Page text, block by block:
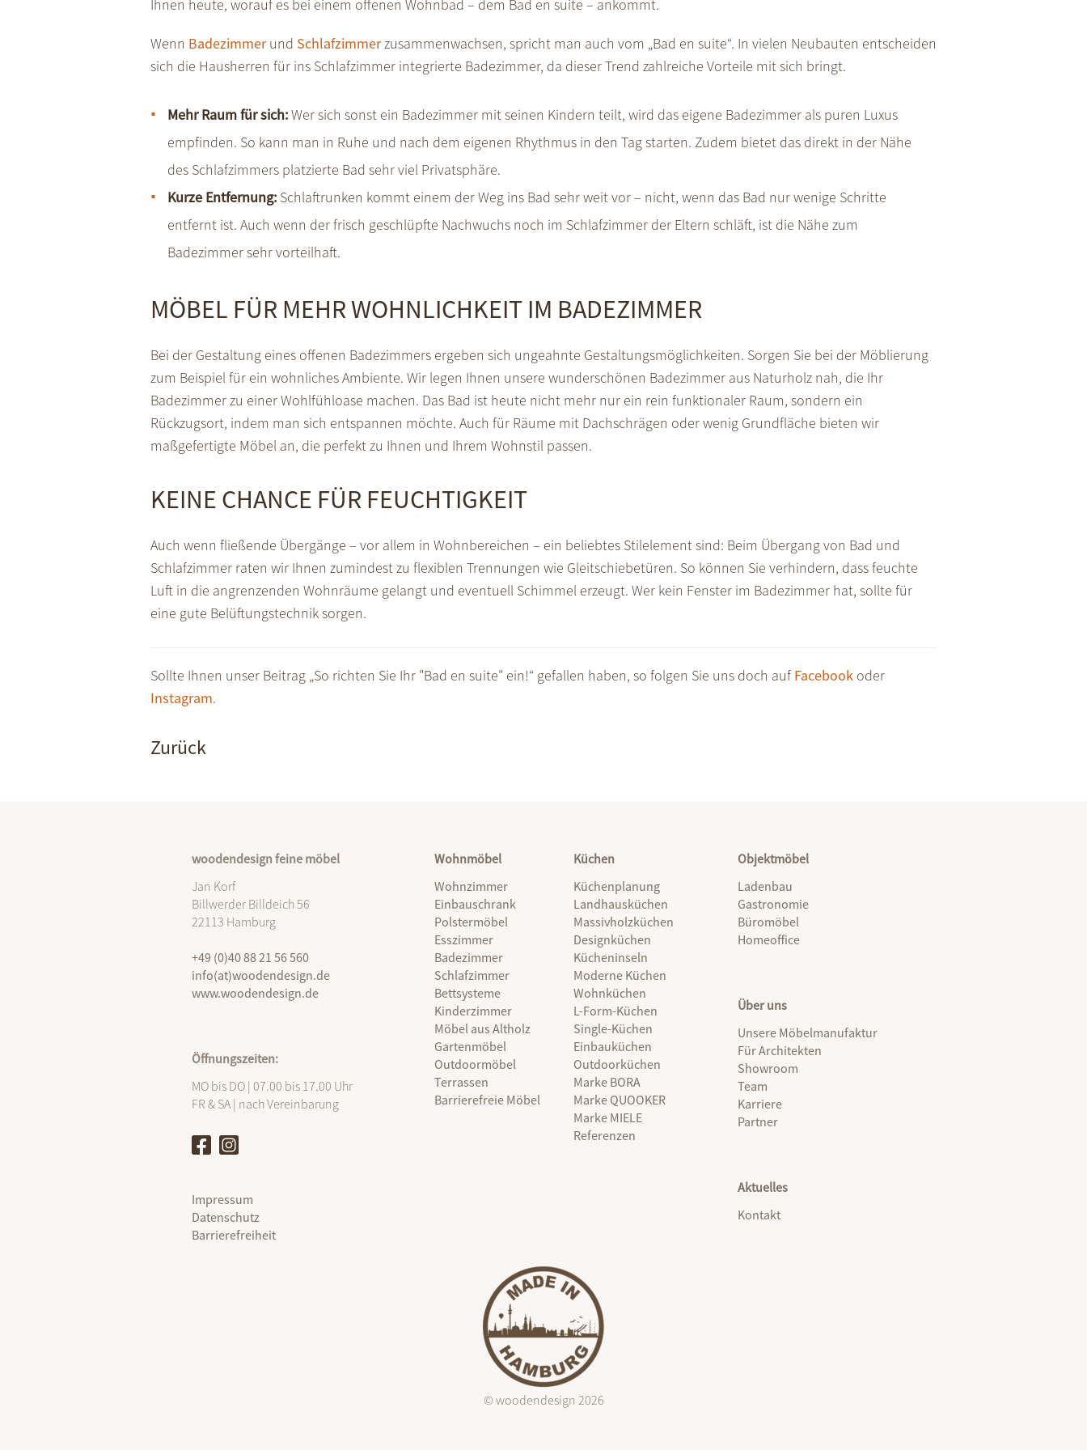
Ihnen heute, worauf es bei einem offenen Wohnbad – dem Bad en suite – ankommt.
Wenn Badezimmerund Schlafzimmerzusammenwachsen, spricht man auch vom „Bad en suite“. In vielen Neubauten entscheiden
sich die Hausherren für ins Schlafzimmer integrierte Badezimmer, da dieser Trend zahlreiche Vorteile mit sich bringt.
Mehr Raum für sich:Wer sich sonst ein Badezimmer mit seinen Kindern teilt, wird das eigene Badezimmer als puren Luxus
empfinden. So kann man in Ruhe und nach dem eigenen Rhythmus in den Tag starten. Zudem bietet das direkt in der Nähe
des Schlafzimmers platzierte Bad sehr viel Privatsphäre.
Kurze Entfernung: Schlaftrunken kommt einem der Weg ins Bad sehr weit vor – nicht, wenn das Bad nur wenige Schritte
entfernt ist. Auch wenn der frisch geschlüpfte Nachwuchs noch im Schlafzimmer der Eltern schläft, ist die Nähe zum
Badezimmer sehr vorteilhaft.
MÖBEL FÜR MEHR WOHNLICHKEIT IM BADEZIMMER
Bei der Gestaltung eines offenen Badezimmers ergeben sich ungeahnte Gestaltungsmöglichkeiten. Sorgen Sie bei der Möblierung
zum Beispiel für ein wohnliches Ambiente. Wir legen Ihnen unsere wunderschönen Badezimmer aus Naturholz nah, die Ihr
Badezimmer zu einer Wohlfühloase machen. Das Bad ist heute nicht mehr nur ein rein funktionaler Raum, sondern ein
Rückzugsort, indem man sich entspannen möchte. Auch für Räume mit Dachschrägen oder wenig Grundfläche bieten wir
maßgefertigte Möbel an, die perfekt zu Ihnen und Ihrem Wohnstil passen.
KEINE CHANCE FÜR FEUCHTIGKEIT
Auch wenn fließende Übergänge – vor allem in Wohnbereichen – ein beliebtes Stilelement sind: Beim Übergang von Bad und
Schlafzimmer raten wir Ihnen zumindest zu flexiblen Trennungen wie Gleitschiebetüren. So können Sie verhindern, dass feuchte
Luft in die angrenzenden Wohnräume gelangt und eventuell Schimmel erzeugt. Wer kein Fenster im Badezimmer hat, sollte für
eine gute Belüftungstechnik sorgen.
Sollte Ihnen unser Beitrag „So richten Sie Ihr "Bad en suite" ein!“ gefallen haben, so folgen Sie uns doch auf Facebook oder
Instagram.
Zurück
woodendesign feine möbel
Jan Korf
Billwerder Billdeich 56
22113 Hamburg
+49 (0)40 88 21 56 560
info(at)woodendesign.de
www.woodendesign.de
Öffnungszeiten:
MO bis DO | 07.00 bis 17.00 Uhr
FR & SA | nach Vereinbarung
Impressum
Datenschutz
Barrierefreiheit
Wohnmöbel
Wohnzimmer
Einbauschrank
Polstermöbel
Esszimmer
Badezimmer
Schlafzimmer
Bettsysteme
Kinderzimmer
Möbel aus Altholz
Gartenmöbel
Outdoormöbel
Terrassen
Barrierefreie Möbel
Küchen
Küchenplanung
Landhausküchen
Massivholzküchen
Designküchen
Kücheninseln
Moderne Küchen
Wohnküchen
L-Form-Küchen
Single-Küchen
Einbauküchen
Outdoorküchen
Marke BORA
Marke QUOOKER
Marke MIELE
Referenzen
Objektmöbel
Ladenbau
Gastronomie
Büromöbel
Homeoffice
Über uns
Unsere Möbelmanufaktur
Für Architekten
Showroom
Team
Karriere
Partner
Aktuelles
Kontakt
© woodendesign 2026